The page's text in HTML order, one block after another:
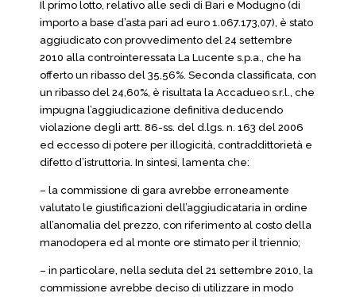
Il primo lotto, relativo alle sedi di Bari e Modugno (di
importo a base d’asta pari ad euro 1.067.173,07), è stato
aggiudicato con provvedimento del 24 settembre
2010 alla controinteressata La Lucente s.p.a., che ha
offerto un ribasso del 35,56%. Seconda classificata, con
un ribasso del 24,60%, è risultata la Accadueo s.r.l., che
impugna l’aggiudicazione definitiva deducendo
violazione degli artt. 86-ss. del d.lgs. n. 163 del 2006
ed eccesso di potere per illogicità, contraddittorietà e
difetto d’istruttoria. In sintesi, lamenta che:
– la commissione di gara avrebbe erroneamente
valutato le giustificazioni dell’aggiudicataria in ordine
all’anomalia del prezzo, con riferimento al costo della
manodopera ed al monte ore stimato per il triennio;
– in particolare, nella seduta del 21 settembre 2010, la
commissione avrebbe deciso di utilizzare in modo